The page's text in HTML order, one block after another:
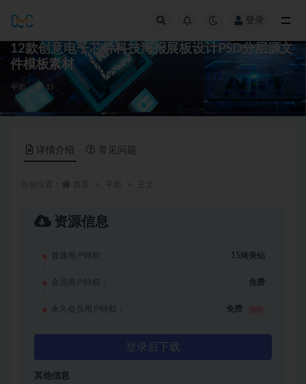
登录
12款创意电子芯片科技海报展板设计PSD分层源文
件模板素材
平面 15
详情介绍 常见问题
资源信息
普通用户特权： 15琦美钻
会员用户特权： 免费
永久会员用户特权： 免费
登录后下载
其他信息